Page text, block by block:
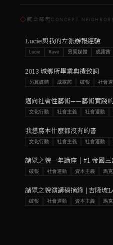
◇概念鄰居 CONCEPT
Lucie與我的左派辦報經驗
Lucie Rave 另翼媒體 成露茜
2013 城鄉所畢業典禮致詞
另翼媒體 成露茜 破報 社會
文化行動 社會主義 社會運動
我想寫本什麼都沒有的書
文化行動 社會主義 社會運動
諸眾之貌一年講座｜#1 帝國
破報 社會運動 資本主義 馬
破報 社會運動 資本主義 馬